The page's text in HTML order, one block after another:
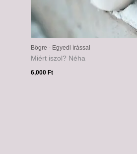
Bögre - Egyedi írással
Miért iszol? Néha
6,000Ft